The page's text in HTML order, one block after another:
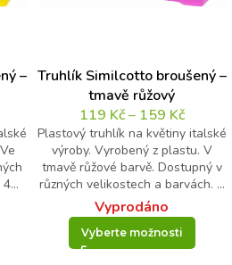
– Truhlík Similcotto broušený –
tmavě růžový
119 Kč– 159 Kč
Plastový truhlík na květiny italské
výroby. Vyrobený z plastu. V
tmavě růžové barvě. Dostupný v
různých velikostech a barvách. ...
Vyprodáno
Vyberte možnosti